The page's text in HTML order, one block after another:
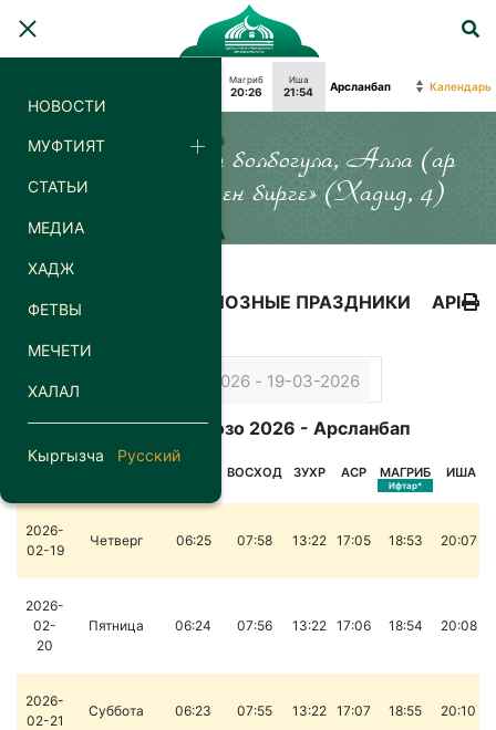
НОВОСТИ
МУФТИЯТ
СТАТЬИ
МЕДИА
ХАДЖ
ФЕТВЫ
МЕЧЕТИ
ХАЛАЛ
Кыргызча Русский
Магриб
20:26
Иша
21:54 Календарь
«Силер кайда гана болбогула, Алла (ар
дайым) силер менен бирге» (Хадид, 4)
КАЛЕНДАРЬ РЕЛИГИОЗНЫЕ ПРАЗДНИКИ API
Календарь Орозо 2026 - Арсланбап
ВОСХОД ЗУХР АСР МАГРИБ
Ифтар*
ИША
2026-
02-19
Четверг 06:25 07:58 13:22 17:05 18:53 20:07
2026-
02-
20
Пятница 06:24 07:56 13:22 17:06 18:54 20:08
2026-
02-21
Суббота 06:23 07:55 13:22 17:07 18:55 20:10